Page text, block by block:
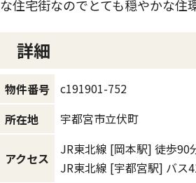
な住宅街なのでとても穏やかな
詳細
物件番号
c191901-752
所在地
宇都宮市立伏町
アクセス
JR東北線 [岡本駅] 徒歩90
JR東北線 [宇都宮駅] バス